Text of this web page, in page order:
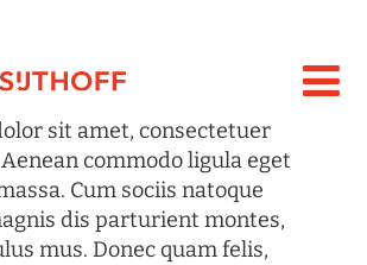
sit amet, consectetuer
commodo ligula eget
Cum sociis natoque
dis parturient montes,
mus. Donec quam felis,